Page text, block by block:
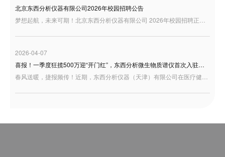
北京东西分析仪器有限公司2026年校园招聘公告
2026-04-07
喜报！一季度狂揽500万迎“开门红”，东西分析微生物质谱仪首次入驻天津疾控！